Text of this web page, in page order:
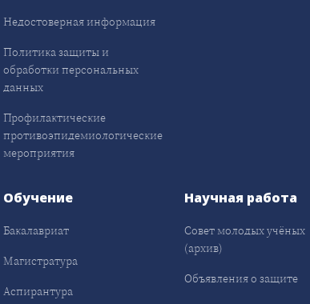
Недостоверная информация
Политика защиты и
обработки персональных
данных
Профилактические
противоэпидемиологические
мероприятия
Обучение
Бакалавриат
Магистратура
Аспирантура
Научная работа
Совет молодых учёных
(архив)
Объявления о защите